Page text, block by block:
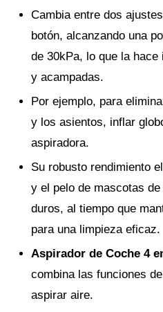
Cambia entre dos
botón, alcanzando una
de 30kPa, lo que la
y acampadas.
Por ejemplo, para
y los asientos, inflar
aspiradora.
Su robusto rendimiento
y el pelo de mascotas
duros, al tiempo que
para una limpieza eficaz.
Aspirador de Coche 4
combina las funciones
aspirar aire.